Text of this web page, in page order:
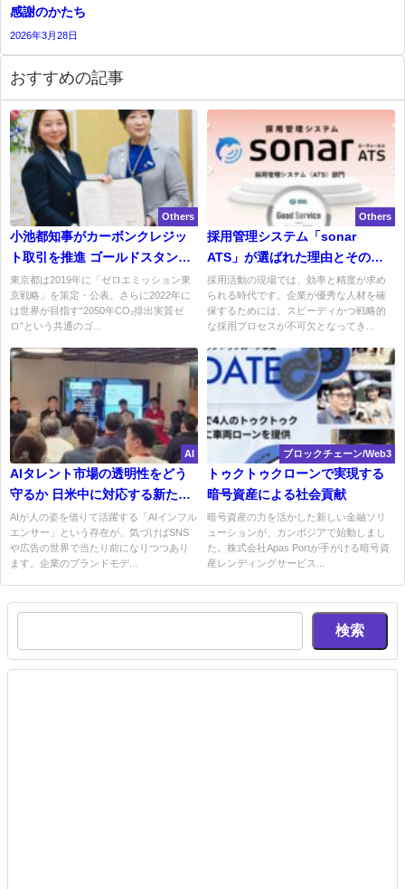
感謝のかたち
2026年3月28日
おすすめの記事
Others
小池都知事がカーボンクレジッ
ト取引を推進 ゴールドスタンダ
ード財団と覚書締結
東京都は2019年に「ゼロエミッション東
京戦略」を策定・公表。さらに2022年に
は世界が目指す“2050年CO₂排出実質ゼ
ロ”という共通のゴ...
Others
採用管理システム「sonar
ATS」が選ばれた理由とその実
力を徹底解剖！
採用活動の現場では、効率と精度が求め
られる時代です。企業が優秀な人材を確
保するためには、スピーディかつ戦略的
な採用プロセスが不可欠となってき...
AI
AIタレント市場の透明性をどう
守るか 日米中に対応する新たな
ガバナンス基盤が始動
AIが人の姿を借りて活躍する「AIインフル
エンサー」という存在が、気づけばSNS
や広告の世界で当たり前になりつつあり
ます。企業のブランドモデ...
ブロックチェーン/Web3
トゥクトゥクローンで実現する
暗号資産による社会貢献
暗号資産の力を活かした新しい金融ソリ
ューションが、カンボジアで始動しまし
た。株式会社Apas Portが手がける暗号資
産レンディングサービス...
検索